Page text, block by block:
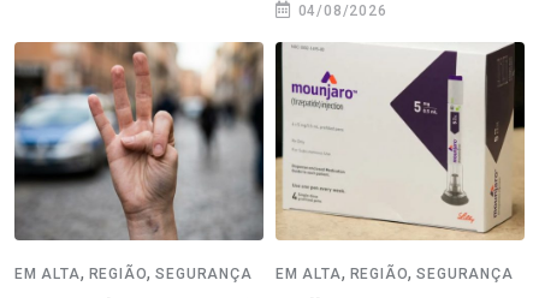
04/08/2026
EM ALTA, REGIÃO,SEGURANÇA EM ALTA, REGIÃO,SEGURANÇA